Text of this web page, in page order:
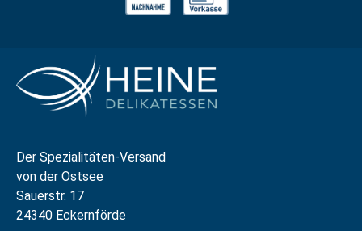
Der Spezialitäten-Versand
von der Ostsee
Sauerstr. 17
24340 Eckernförde